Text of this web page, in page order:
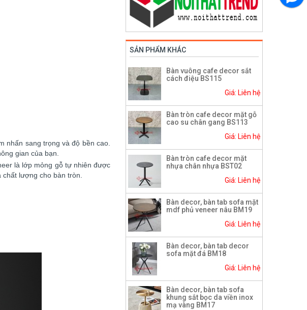
nhấn sang trọng và độ bền cao.
gian của bạn.
là lớp mỏng gỗ tự nhiên được
lượng cho bàn tròn.
SẢN PHẨM KHÁC
Bàn vuông cafe decor sắt
cách điệu BS115
Giá: Liên hệ
Bàn tròn cafe decor mặt gỗ
cao su chân gang BS113
Giá: Liên hệ
Bàn tròn cafe decor mặt
nhựa chân nhựa BST02
Giá: Liên hệ
Bàn decor, bàn tab sofa mặt
mdf phủ veneer nâu BM19
Giá: Liên hệ
Bàn decor, bàn tab decor
sofa mặt đá BM18
Giá: Liên hệ
Bàn decor, bàn tab sofa
khung sắt bọc da viền inox
mạ vàng BM17